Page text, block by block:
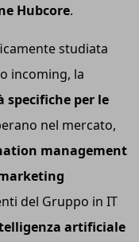
Hubcore.
studiata
incoming, la
per le
nel mercato,
management
del Gruppo in IT
artificiale